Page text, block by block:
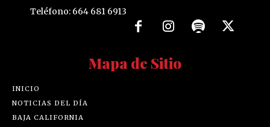
Teléfono: 664 681 6913
Mapa de Sitio
INICIO
NOTICIAS DEL DÍA
BAJA CALIFORNIA